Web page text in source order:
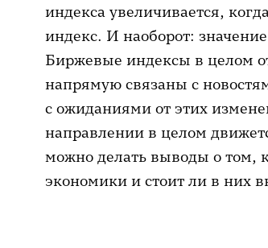
индекса увеличивается,
индекс. И наоборот:
Биржевые индексы в целом
напрямую связаны с
с ожиданиями от этих
направлении в целом
можно делать выводы о том,
экономики и стоит ли в них